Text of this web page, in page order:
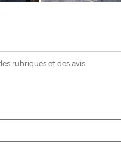
de sujet et d'avis